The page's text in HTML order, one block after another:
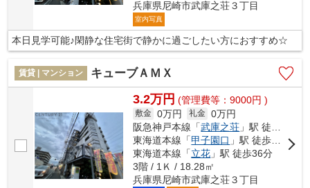
兵庫県尼崎市武庫之荘３丁目
室内写真
本日見学可能♪閑静な住宅街で静かに過ごしたい方におすすめ☆
賃貸 | マンション キューブＡＭＸ
3.2万円 (管理費等：9000円 )
敷金 0万円 礼金 0万円
阪急神戸本線「武庫之荘 」駅 徒歩12分
東海道本線「甲子園口 」駅 徒歩34分
東海道本線「立花 」駅 徒歩36分
3階 / 1Ｋ / 18.28㎡
兵庫県尼崎市武庫之荘３丁目